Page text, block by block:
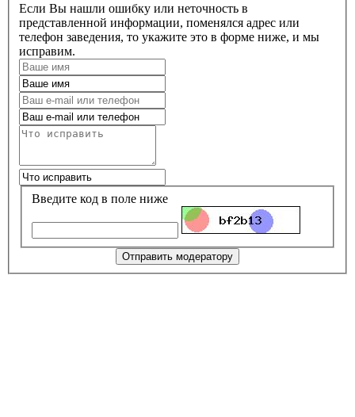
Если Вы нашли ошибку или неточность в
представленной информации, поменялся адрес или
телефон заведения, то укажите это в форме ниже, и мы
исправим.
Введите код в поле ниже
Отправить модератору